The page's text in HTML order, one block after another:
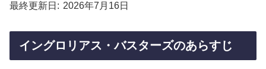
最終更新日 2026年7月16日
イングロリアス・バスターズのあらすじ